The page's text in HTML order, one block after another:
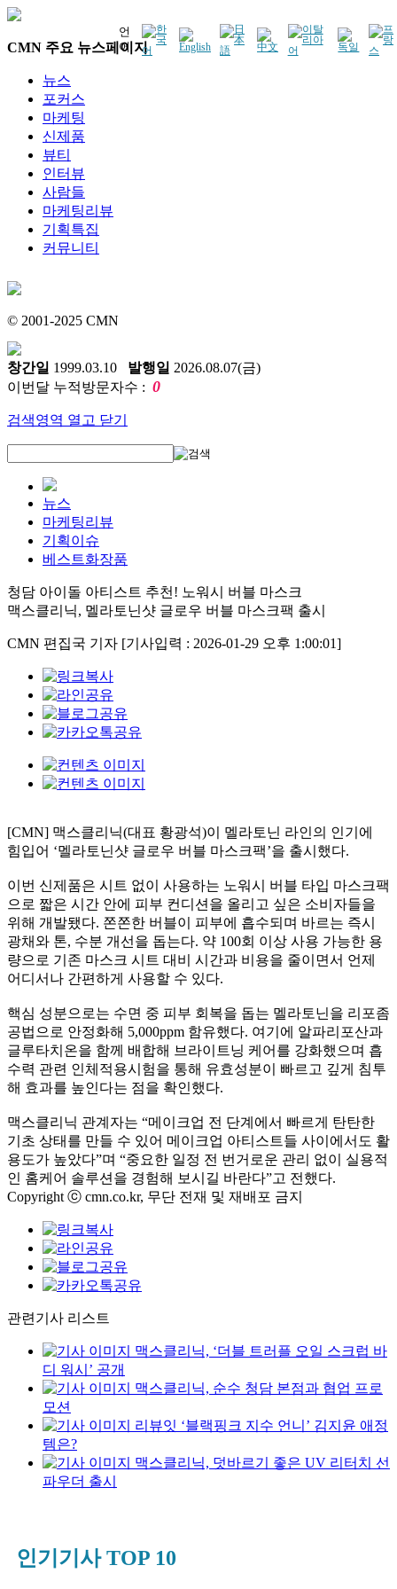
언
어
CMN 주요 뉴스페이지
뉴스
포커스
마케팅
신제품
뷰티
인터뷰
사람들
마케팅리뷰
기획특집
커뮤니티
© 2001-2025 CMN
창간일 1999.03.10 발행일 2026.08.07(금)
이번달 누적방문자수 : 0
검색영역 열고 닫기
뉴스
마케팅리뷰
기획이슈
베스트화장품
청담 아이돌 아티스트 추천! 노워시 버블 마스크
맥스클리닉, 멜라토닌샷 글로우 버블 마스크팩 출시
CMN 편집국 기자 [기사입력 : 2026-01-29 오후 1:00:01]
[CMN] 맥스클리닉(대표 황광석)이 멜라토닌 라인의 인기에
힘입어 ‘멜라토닌샷 글로우 버블 마스크팩’을 출시했다.
이번 신제품은 시트 없이 사용하는 노워시 버블 타입 마스크팩
으로 짧은 시간 안에 피부 컨디션을 올리고 싶은 소비자들을
위해 개발됐다. 쫀쫀한 버블이 피부에 흡수되며 바르는 즉시
광채와 톤, 수분 개선을 돕는다. 약 100회 이상 사용 가능한 용
량으로 기존 마스크 시트 대비 시간과 비용을 줄이면서 언제
어디서나 간편하게 사용할 수 있다.
핵심 성분으로는 수면 중 피부 회복을 돕는 멜라토닌을 리포좀
공법으로 안정화해 5,000ppm 함유했다. 여기에 알파리포산과
글루타치온을 함께 배합해 브라이트닝 케어를 강화했으며 흡
수력 관련 인체적용시험을 통해 유효성분이 빠르고 깊게 침투
해 효과를 높인다는 점을 확인했다.
맥스클리닉 관계자는 “메이크업 전 단계에서 빠르게 탄탄한
기초 상태를 만들 수 있어 메이크업 아티스트들 사이에서도 활
용도가 높았다”며 “중요한 일정 전 번거로운 관리 없이 실용적
인 홈케어 솔루션을 경험해 보시길 바란다”고 전했다.
Copyright ⓒ cmn.co.kr, 무단 전재 및 재배포 금지
관련기사 리스트
맥스클리닉, ‘더블 트러플 오일 스크럽 바
디 워시’ 공개
맥스클리닉, 순수 청담 본점과 협업 프로
모션
리뷰잇 ‘블랙핑크 지수 언니’ 김지윤 애정
템은?
맥스클리닉, 덧바르기 좋은 UV 리터치 선
파우더 출시
인기기사 TOP 10